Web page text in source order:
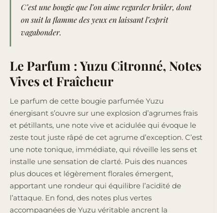
C’est une bougie que l’on aime regarder brûler, dont
on suit la flamme des yeux en laissant l’esprit
vagabonder.
Le Parfum : Yuzu Citronné, Notes
Vives et Fraîcheur
Le parfum de cette bougie parfumée Yuzu
énergisant s’ouvre sur une explosion d’agrumes frais
et pétillants, une note vive et acidulée qui évoque le
zeste tout juste râpé de cet agrume d’exception. C’est
une note tonique, immédiate, qui réveille les sens et
installe une sensation de clarté. Puis des nuances
plus douces et légèrement florales émergent,
apportant une rondeur qui équilibre l’acidité de
l’attaque. En fond, des notes plus vertes
accompagnées de Yuzu véritable ancrent la